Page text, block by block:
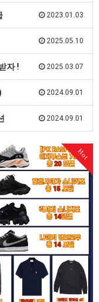
2023.01.03
2025.05.10
2025.03.07
자 !
2024.09.01
2024.09.01
Hot